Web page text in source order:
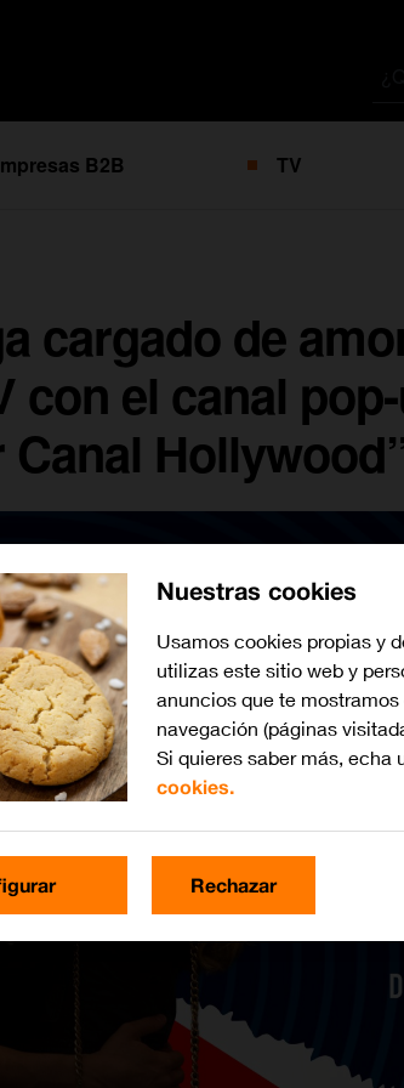
B2B TV
cargado de
con el canal
Nuestras cookies
Usamos cookies propias y
utilizas este sitio web y
anuncios que te
navegación (páginas
Si quieres saber más, echa
cookies.
Rechazar